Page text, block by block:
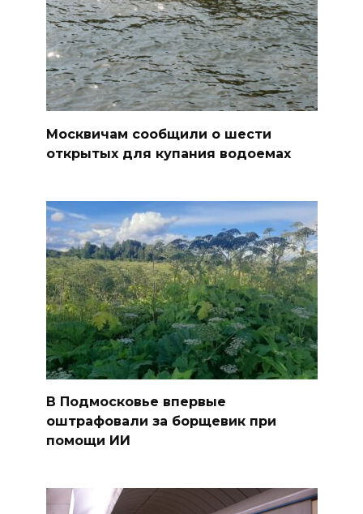
Москвичам сообщили о шести
открытых для купания водоемах
В Подмосковье впервые
оштрафовали за борщевик при
помощи ИИ